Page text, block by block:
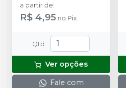
a partir de:
R$ 4,95 no Pix
Qtd :
Ver opções
Fale com